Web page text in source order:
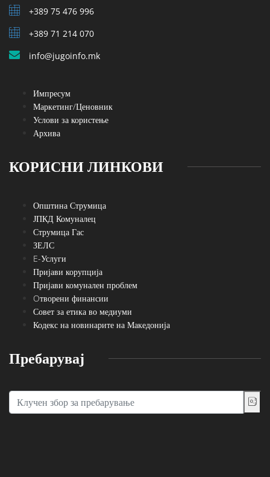
+389 75 476 996
+389 71 214 070
info@jugoinfo.mk
Импресум
Маркетинг/Ценовник
Услови за користење
Архива
КОРИСНИ ЛИНКОВИ
Општина Струмица
ЈПКД Комуналец
Струмица Гас
ЗЕЛС
E-Услуги
Пријави корупција
Пријави комунален проблем
Oтворени финансии
Совет за етика во медиуми
Кодекс на новинарите на Македонија
Пребарувај